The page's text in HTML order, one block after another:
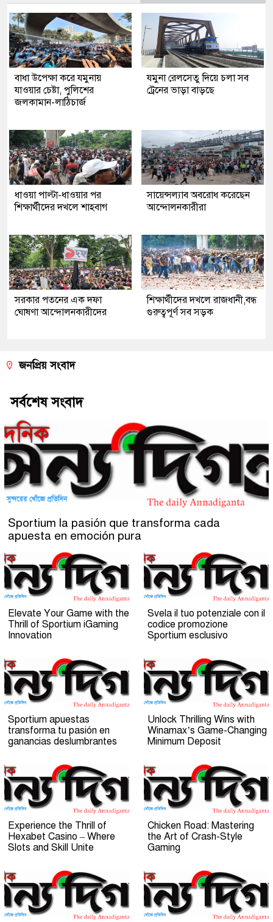
বাধা উপেক্ষা করে যমুনায়
যাওয়ার চেষ্টা, পুলিশের
জলকামান-লাঠিচার্জ
যমুনা রেলসেতু দিয়ে চলা সব
ট্রেনের ভাড়া বাড়ছে
ধাওয়া পাল্টা-ধাওয়ার পর
শিক্ষার্থীদের দখলে শাহবাগ
সায়েন্সল্যাব অবরোধ করেছেন
আন্দোলনকারীরা
সরকার পতনের এক দফা
ঘোষণা আন্দোলনকারীদের
শিক্ষার্থীদের দখলে রাজধানী,বন্ধ
গুরুত্বপূর্ণ সব সড়ক
জনপ্রিয় সংবাদ
সর্বশেষ সংবাদ
Sportium la pasión que transforma cada
apuesta en emoción pura
Elevate Your Game with the
Thrill of Sportium iGaming
Innovation
Svela il tuo potenziale con il
codice promozione
Sportium esclusivo
Sportium apuestas
transforma tu pasión en
ganancias deslumbrantes
Unlock Thrilling Wins with
Winamax’s Game-Changing
Minimum Deposit
Experience the Thrill of
Hexabet Casino – Where
Slots and Skill Unite
Chicken Road: Mastering
the Art of Crash-Style
Gaming